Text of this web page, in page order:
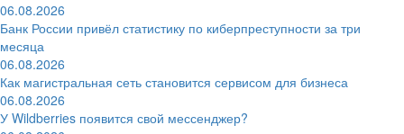
06.08.2026
Банк России привёл статистику по киберпреступности за три
месяца
06.08.2026
Как магистральная сеть становится сервисом для бизнеса
06.08.2026
У Wildberries появится свой мессенджер?